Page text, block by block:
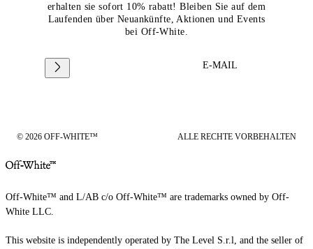
erhalten sie sofort 10% rabatt! Bleiben Sie auf dem
Laufenden über Neuankünfte, Aktionen und Events
bei Off-White.
E-MAIL
© 2026 OFF-WHITE™ ALLE RECHTE VORBEHALTEN
Off-White™ and L/AB c/o Off-White™ are trademarks owned by Off-
White LLC.
This website is independently operated by The Level S.r.l, and the seller of